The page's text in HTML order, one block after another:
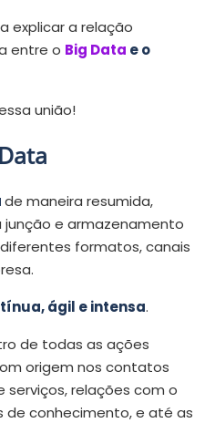
explicar a relação
entre o Big Data e o
união!
de maneira resumida,
e armazenamento
formatos, canais
ágil e intensa.
de todas as ações
origem nos contatos
relações com o
conhecimento, e até as